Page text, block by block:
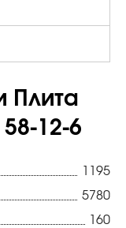
Плита
12-6
1195
5780
160